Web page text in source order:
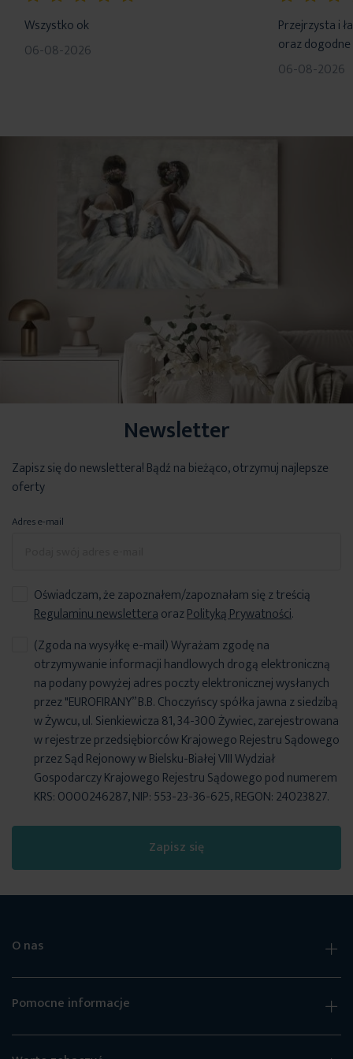
Wszystko ok
06-08-2026
Przejrzysta i
oraz
06-08-2026
Newsletter
Zapisz się do newslettera! Bądź na bieżąco, otrzymuj najlepsze
oferty
Adres e-mail
Oświadczam, że zapoznałem/zapoznałam się z treścią
Regulaminu newsletteraorazPolityką Prywatności.
Zapisz się
(Zgoda na wysyłkę e-mail) Wyrażam zgodę na
otrzymywanie informacji handlowych drogą elektroniczną
na podany powyżej adres poczty elektronicznej wysłanych
przez "EUROFIRANY” B.B. Choczyńscy spółka jawna z siedzibą
w Żywcu, ul. Sienkiewicza 81, 34-300 Żywiec, zarejestrowana
w rejestrze przedsiębiorców Krajowego Rejestru Sądowego
przez Sąd Rejonowy w Bielsku-Białej VIII Wydział
Gospodarczy Krajowego Rejestru Sądowego pod numerem
KRS: 0000246287, NIP: 553-23-36-625, REGON: 24023827.
O nas
Pomocne informacje